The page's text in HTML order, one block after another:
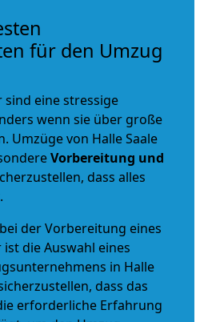
für den Umzug
sind eine stressige
wenn sie über große
Umzüge von Halle Saale
Vorbereitung und
dass alles
der Vorbereitung eines
die Auswahl eines
in Halle
dass das
erforderliche Erfahrung